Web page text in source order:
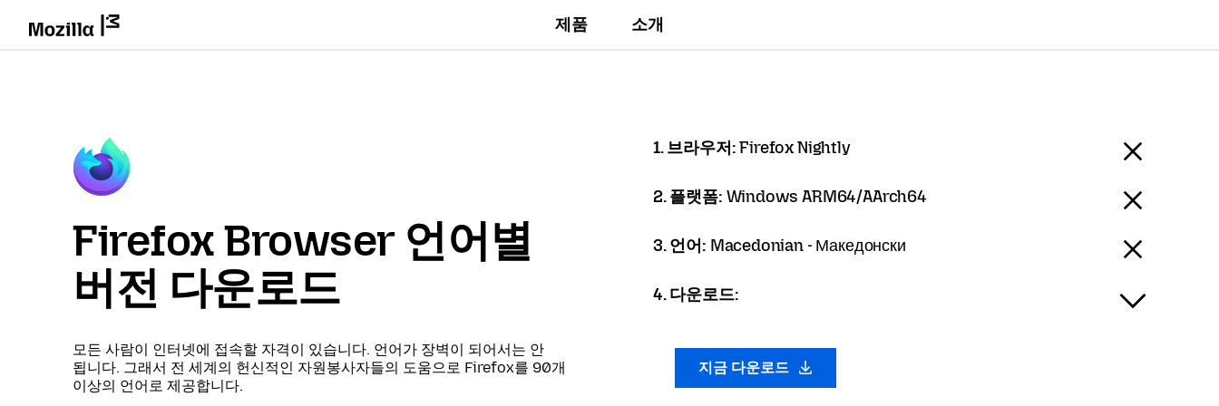
제품 소개
Firefox Browser 언어별
버전 다운로드
모든 사람이 인터넷에 접속할 자격이 있습니다. 언어가 장벽이 되어서는 안
됩니다. 그래서 전 세계의 헌신적인 자원봉사자들의 도움으로 Firefox를 90개
이상의 언어로 제공합니다.
1. 브라우저:Firefox Nightly
2. 플랫폼: Windows ARM64/AArch64
3. 언어: Macedonian - Македонски
4. 다운로드:
지금 다운로드